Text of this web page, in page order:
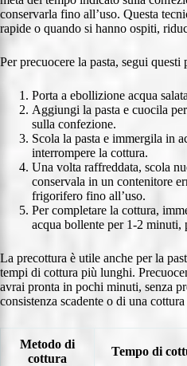
conservarla fino all’uso. Questa
rapide o quando si hanno ospiti,
Per precuocere la pasta, segui questi
Porta a ebollizione acqua
Aggiungi la pasta e cuocila
sulla confezione.
Scola la pasta e immergila in
interrompere la cottura.
Una volta raffreddata, scola
conservala in un contenitore
frigorifero fino all’uso.
Per completare la cottura,
acqua bollente per 1-2 minuti,
La precottura è utile anche per la
tempi di cottura più lunghi.
avrai pronta in pochi minuti, senza
consistenza scadente o di una cottura
Metodo di
cottura
Tempo di